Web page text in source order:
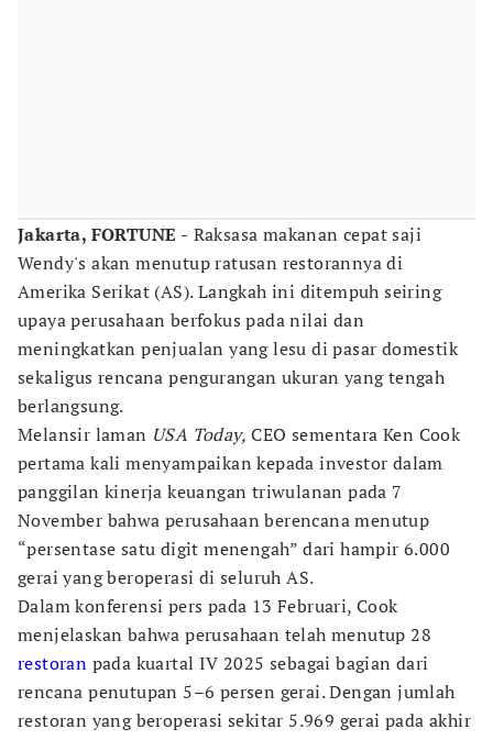
Jakarta, FORTUNE - Raksasa makanan cepat saji
Wendy's akan menutup ratusan restorannya di
Amerika Serikat (AS). Langkah ini ditempuh seiring
upaya perusahaan berfokus pada nilai dan
meningkatkan penjualan yang lesu di pasar domestik
sekaligus rencana pengurangan ukuran yang tengah
berlangsung.
Melansir laman USA Today, CEO sementara Ken Cook
pertama kali menyampaikan kepada investor dalam
panggilan kinerja keuangan triwulanan pada 7
November bahwa perusahaan berencana menutup
“persentase satu digit menengah” dari hampir 6.000
gerai yang beroperasi di seluruh AS.
Dalam konferensi pers pada 13 Februari, Cook
menjelaskan bahwa perusahaan telah menutup 28
restoran pada kuartal IV 2025 sebagai bagian dari
rencana penutupan 5–6 persen gerai. Dengan jumlah
restoran yang beroperasi sekitar 5.969 gerai pada akhir